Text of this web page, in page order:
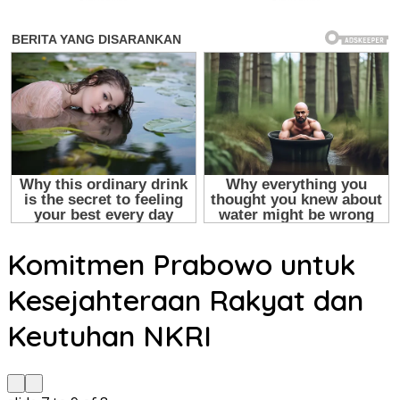
Komitmen Prabowo untuk
Kesejahteraan Rakyat dan
Keutuhan NKRI